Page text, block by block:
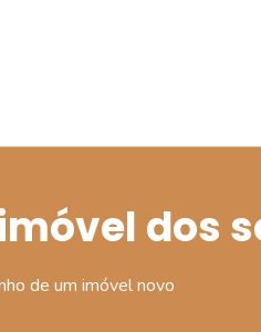
dos
de um imóvel novo